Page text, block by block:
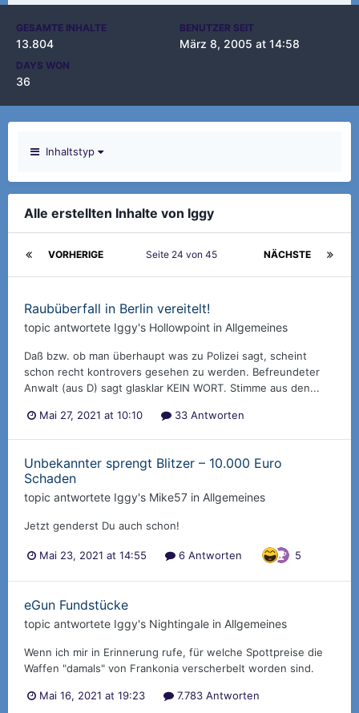
GESAMTE INHALTE
13.804
BENUTZER SEIT
März 8, 2005 at 14:58
DAYS WON
36
Inhaltstyp
Alle erstellten Inhalte von Iggy
VORHERIGE NÄCHSTE
Seite 24 von 45
Raubüberfall in Berlin vereitelt!
topic antwortete Iggy's Hollowpoint in Allgemeines
Daß bzw. ob man überhaupt was zu Polizei sagt, scheint
schon recht kontrovers gesehen zu werden. Befreundeter
Anwalt (aus D) sagt glasklar KEIN WORT. Stimme aus den...
Mai 27, 2021 at 10:10 33 Antworten
Unbekannter sprengt Blitzer – 10.000 Euro
Schaden
topic antwortete Iggy's Mike57 in Allgemeines
Jetzt genderst Du auch schon!
Mai 23, 2021 at 14:55 6 Antworten 5
eGun Fundstücke
topic antwortete Iggy's Nightingale in Allgemeines
Wenn ich mir in Erinnerung rufe, für welche Spottpreise die
Waffen "damals" von Frankonia verscherbelt worden sind.
Mai 16, 2021 at 19:23 7.783 Antworten